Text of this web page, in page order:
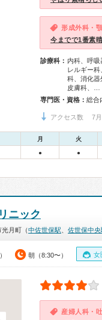
形成外科・
今までで1番素
診療科： 内科、呼
レルギー
科、消化器
皮膚科、…
専門医・資格：
アクセス数 7月
月 火
● ●
ニック
月町（中佐世保駅 佐世保中央
朝（8:30〜） 女
産婦人科・